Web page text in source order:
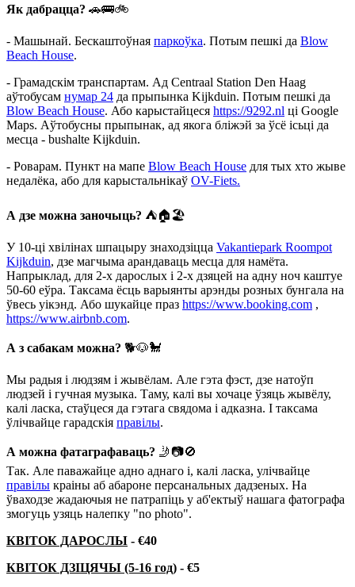
Як дабрацца? 🚗🚌🚲
- Машынай. Бескаштоўная паркоўка. Потым пешкі да Blow
Beach House.
- Грамадскім транспартам. Ад Centraal Station Den Haag
аўтобусам нумар 24 да прыпынка Kijkduin. Потым пешкі да
Blow Beach House. Або карыстайцеся https://9292.nl ці Google
Maps. Аўтобусны прыпынак, ад якога бліжэй за ўсё ісьці да
месца - bushalte Kijkduin.
- Роварам. Пункт на мапе Blow Beach House для тых хто жыве
недалёка, або для карыстальнікаў OV-Fiets.
А дзе можна заночыць? ⛺️🏠🏖
У 10-ці хвілінах шпацыру знаходзіцца Vakantiepark Roompot
Kijkduin, дзе магчыма арандаваць месца для намёта.
Напрыклад, для 2-х дарослых і 2-х дзяцей на адну ноч каштуе
50-60 еўра. Таксама ёсць варыянты арэнды розных бунгала на
ўвесь уікэнд. Або шукайце праз https://www.booking.com ,
https://www.airbnb.com.
А з сабакам можна? 🐕🐶🐩
Мы радыя і людзям і жывёлам. Але гэта фэст, дзе натоўп
людзей і гучная музыка. Таму, калі вы хочаце ўзяць жывёлу,
калі ласка, стаўцеся да гэтага свядома і адказна. І таксама
ўлічвайце гарадскія правілы.
А можна фатаграфаваць? 🤳📷🚫
Так. Але паважайце адно аднаго і, калі ласка, улічвайце
правілы краіны аб абароне персанальных дадзеных. На
ўваходзе жадаючыя не патрапіць у аб'ектыў нашага фатографа
змогуць узяць налепку "no photo".
КВІТОК ДАРОСЛЫ - €40
КВІТОК ДЗІЦЯЧЫ (5-16 год) - €5